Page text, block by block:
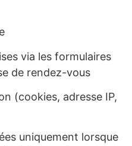
via les formulaires
de rendez-vous
(cookies, adresse IP,
uniquement lorsque